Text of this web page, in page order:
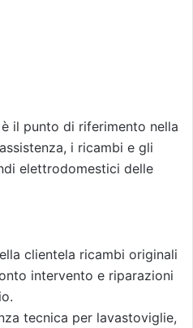
è il punto di riferimento nella
i ricambi e gli
elettrodomestici delle
clientela ricambi originali
intervento e riparazioni
tecnica per lavastoviglie,